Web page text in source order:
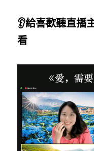
👂給喜歡聽直播
看